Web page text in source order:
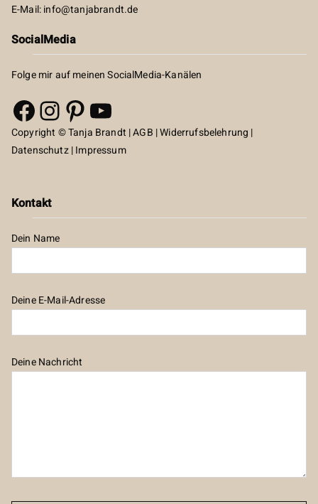
E-Mail:info@tanjabrandt.de
SocialMedia
Folge mir auf meinen SocialMedia-Kanälen
Facebook
Instagram
Pinterest
YouTube
Copyright © Tanja Brandt |AGB |Widerrufsbelehrung |
Datenschutz|Impressum
Kontakt
Dein Name
Deine E-Mail-Adresse
Deine Nachricht